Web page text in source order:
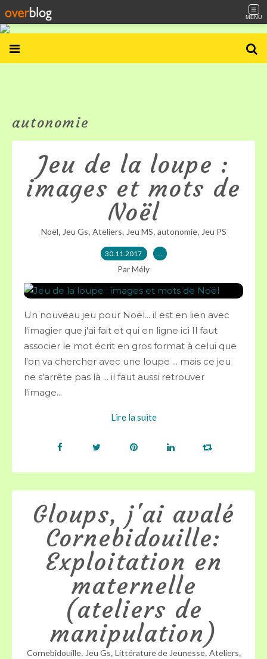
MENU
autonomie
Jeu de la loupe :
images et mots de
Noël
Noël, Jeu Gs, Ateliers, Jeu MS, autonomie, Jeu PS
30.11.2017 …
Par Mély
Un nouveau jeu pour Noël... il est en lien avec
l'imagier que j'ai fait et qui en ligne ici Il faut
associer le mot écrit en gros format à celui que
l'on va chercher avec une loupe ... mais ce jeu
ne s'arrête pas là ... il faut aussi retrouver
l'image...
Lire la suite
Gloups, j'ai avalé
Cornebidouille:
Exploitation en
maternelle
(ateliers de
manipulation)
Cornebidouille, Jeu Gs, Littérature de Jeunesse, Ateliers,